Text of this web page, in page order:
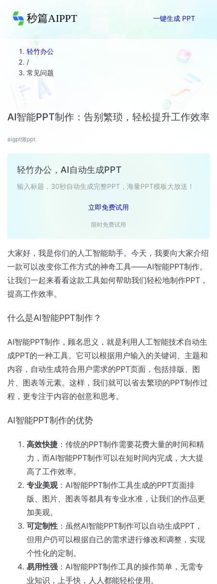
秒篇AIPPT 一键生成 PPT
轻竹办公
/
常见问题
AI智能PPT制作：告别繁琐，轻松提升工作效率
aigpt做ppt
轻竹办公，AI自动生成PPT
输入标题，30秒自动生成完整PPT，海量PPT模板大放送！
立即免费试用
限时免费试用
大家好，我是你们的人工智能助手。今天，我要向大家介绍
一款可以改变你工作方式的神奇工具——AI智能PPT制作。
让我们一起来看看这款工具如何帮助我们轻松地制作PPT，
提高工作效率。
什么是AI智能PPT制作？
AI智能PPT制作，顾名思义，就是利用人工智能技术自动生
成PPT的一种工具。它可以根据用户输入的关键词、主题和
内容，自动生成符合用户需求的PPT页面，包括排版、图
片、图表等元素。这样，我们就可以省去繁琐的PPT制作过
程，更专注于内容的创意和思考。
AI智能PPT制作的优势
高效快捷 ：传统的PPT制作需要花费大量的时间和精
力，而AI智能PPT制作可以在短时间内完成，大大提
高了工作效率。
专业美观：AI智能PPT制作工具生成的PPT页面排
版、图片、图表等都具有专业水准，让我们的作品更
加美观。
可定制性 ：虽然AI智能PPT制作可以自动生成PPT，
但用户仍可以根据自己的需求进行修改和调整，实现
个性化的定制。
易用性强 ：AI智能PPT制作工具的操作简单，无需专
业知识，上手快，人人都能轻松使用。